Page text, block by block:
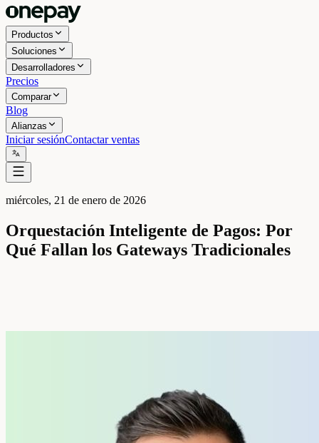
Productos
Soluciones
Desarrolladores
Precios
Comparar
Blog
Alianzas
Iniciar sesiónContactar ventas
miércoles, 21 de enero de 2026
Orquestación Inteligente de Pagos: Por
Qué Fallan los Gateways Tradicionales